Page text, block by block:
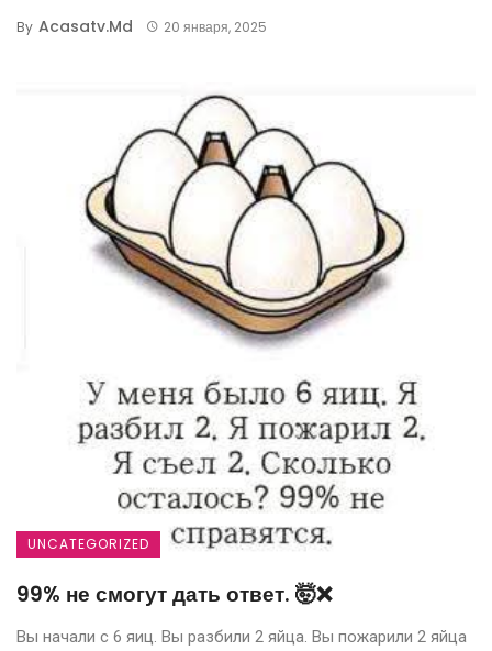
By Acasatv.md 20 января, 2025
UNCATEGORIZED
99% не смогут дать ответ. 🤯❌
Вы начали с 6 яиц. Вы разбили 2 яйца. Вы пожарили 2 яйца